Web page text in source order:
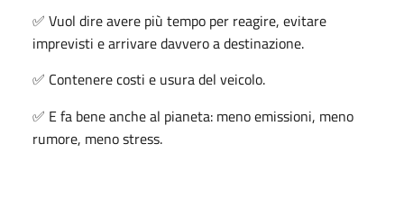
✅ Vuol dire avere più tempo per reagire, evitare
imprevisti e arrivare davvero a destinazione.
✅ Contenere costi e usura del veicolo.
✅ E fa bene anche al pianeta: meno emissioni, meno
rumore, meno stress.